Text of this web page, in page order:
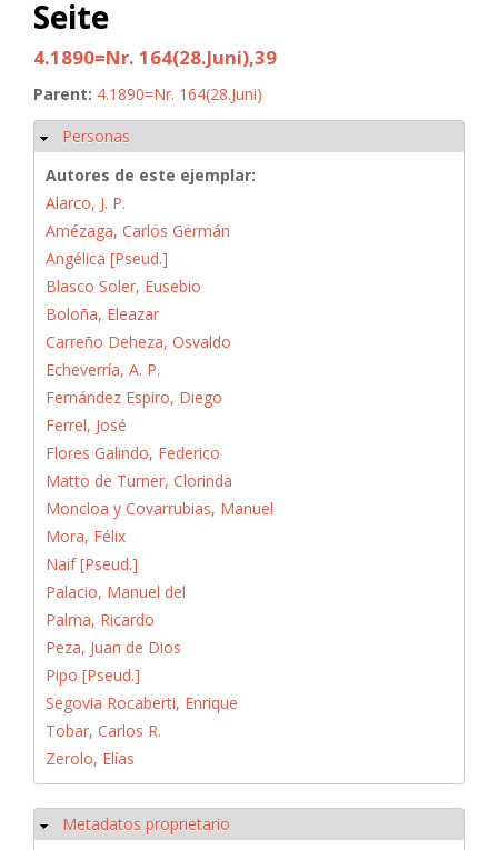
Seite
4.1890=Nr. 164(28.Juni),39
Parent: 4.1890=Nr. 164(28.Juni)
Ocultar
Personas
Autores de este ejemplar:
Alarco, J. P.
Amézaga, Carlos Germán
Angélica [Pseud.]
Blasco Soler, Eusebio
Boloña, Eleazar
Carreño Deheza, Osvaldo
Echeverría, A. P.
Fernández Espiro, Diego
Ferrel, José
Flores Galindo, Federico
Matto de Turner, Clorinda
Moncloa y Covarrubias, Manuel
Mora, Félix
Naif [Pseud.]
Palacio, Manuel del
Palma, Ricardo
Peza, Juan de Dios
Pipo [Pseud.]
Segovia Rocaberti, Enrique
Tobar, Carlos R.
Zerolo, Elías
Ocultar
Metadatos proprietario